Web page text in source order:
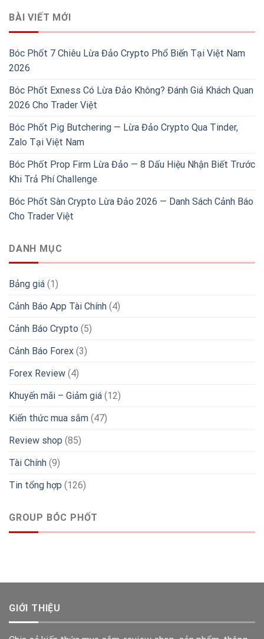
BÀI VIẾT MỚI
Bóc Phốt 7 Chiêu Lừa Đảo Crypto Phổ Biến Tại Việt Nam
2026
Bóc Phốt Exness Có Lừa Đảo Không? Đánh Giá Khách Quan
2026 Cho Trader Việt
Bóc Phốt Pig Butchering — Lừa Đảo Crypto Qua Tinder,
Zalo Tại Việt Nam
Bóc Phốt Prop Firm Lừa Đảo — 8 Dấu Hiệu Nhận Biết Trước
Khi Trả Phí Challenge
Bóc Phốt Sàn Crypto Lừa Đảo 2026 — Danh Sách Cảnh Báo
Cho Trader Việt
DANH MỤC
Bảng giá (1)
Cảnh Báo App Tài Chính (4)
Cảnh Báo Crypto (5)
Cảnh Báo Forex (3)
Forex Review (4)
Khuyến mãi – Giảm giá (12)
Kiến thức mua sắm (47)
Review shop (85)
Tài Chính (9)
Tin tổng hợp (126)
GROUP BÓC PHỐT
GIỚI THIỆU